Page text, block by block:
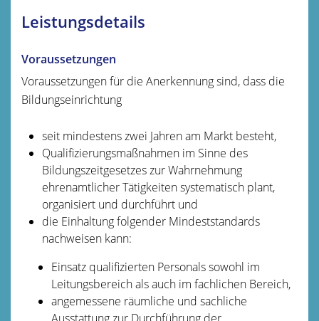
Leistungsdetails
Voraussetzungen
Voraussetzungen für die Anerkennung sind, dass die
Bildungseinrichtung
seit mindestens zwei Jahren am Markt besteht,
Qualifizierungsmaßnahmen im Sinne des
Bildungszeitgesetzes zur Wahrnehmung
ehrenamtlicher Tätigkeiten systematisch plant,
organisiert und durchführt und
die Einhaltung folgender Mindeststandards
nachweisen kann:
Einsatz qualifizierten Personals sowohl im
Leitungsbereich als auch im fachlichen Bereich,
angemessene räumliche und sachliche